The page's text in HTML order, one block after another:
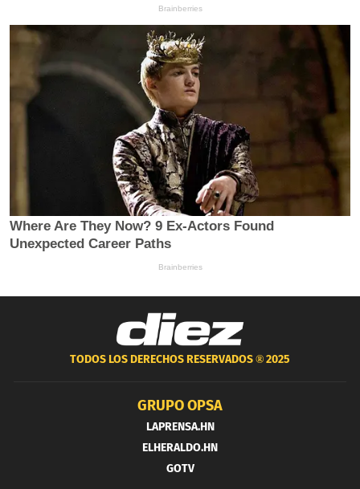
TODOS LOS DERECHOS RESERVADOS ®2025
GRUPO OPSA
LAPRENSA.HN
ELHERALDO.HN
GOTV